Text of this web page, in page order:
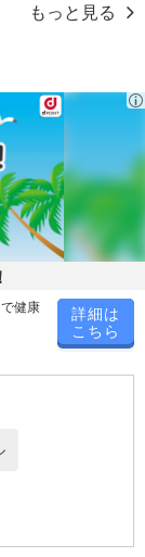
乾きも早いふわ
もっと見る
健康
詳細は
こちら